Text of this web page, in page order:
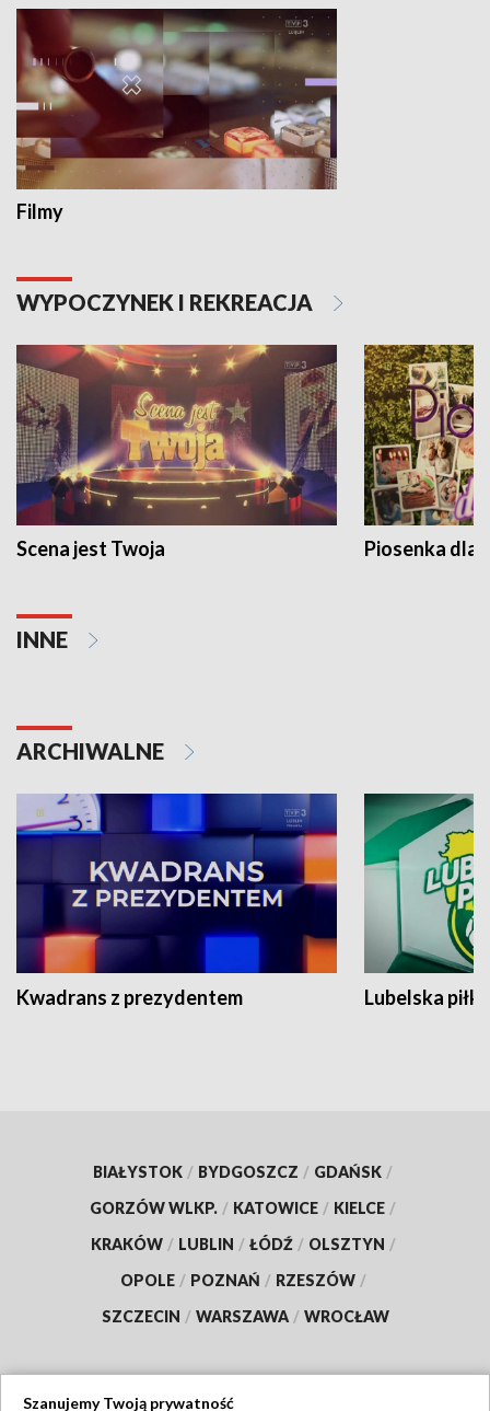
Filmy
WYPOCZYNEK I REKREACJA
Scena jest Twoja Piosenka dla
INNE
ARCHIWALNE
Kwadrans z prezydentem Lubelska piłka
BIAŁYSTOK / BYDGOSZCZ / GDAŃSK /
GORZÓW WLKP. / KATOWICE / KIELCE /
KRAKÓW / LUBLIN / ŁÓDŹ / OLSZTYN /
OPOLE / POZNAŃ / RZESZÓW /
SZCZECIN / WARSZAWA / WROCŁAW
Szanujemy Twoją prywatność